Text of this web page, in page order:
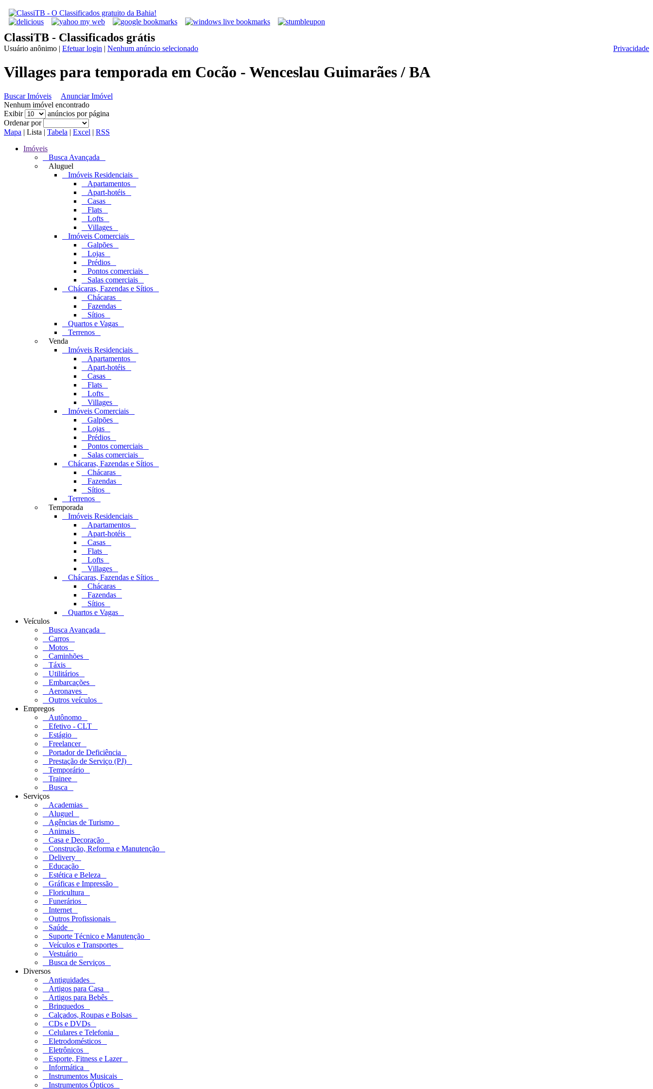
ClassiTB - Classificados grátis
Privacidade
Usuário anônimo | Efetuar login | Nenhum anúncio selecionado
Villages para temporada em Cocão - Wenceslau Guimarães / BA
Buscar Imóveis
Anunciar Imóvel
Nenhum imóvel encontrado
Exibir
anúncios por página
Ordenar por
Mapa | Lista | Tabela | Excel | RSS
Imóveis
Busca Avançada
Aluguel
Imóveis Residenciais
Apartamentos
Apart-hotéis
Casas
Flats
Lofts
Villages
Imóveis Comerciais
Galpões
Lojas
Prédios
Pontos comerciais
Salas comerciais
Chácaras, Fazendas e Sítios
Chácaras
Fazendas
Sítios
Quartos e Vagas
Terrenos
Venda
Imóveis Residenciais
Apartamentos
Apart-hotéis
Casas
Flats
Lofts
Villages
Imóveis Comerciais
Galpões
Lojas
Prédios
Pontos comerciais
Salas comerciais
Chácaras, Fazendas e Sítios
Chácaras
Fazendas
Sítios
Terrenos
Temporada
Imóveis Residenciais
Apartamentos
Apart-hotéis
Casas
Flats
Lofts
Villages
Chácaras, Fazendas e Sítios
Chácaras
Fazendas
Sítios
Quartos e Vagas
Veículos
Busca Avançada
Carros
Motos
Caminhões
Táxis
Utilitários
Embarcações
Aeronaves
Outros veículos
Empregos
Autônomo
Efetivo - CLT
Estágio
Freelancer
Portador de Deficiência
Prestação de Serviço (PJ)
Temporário
Trainee
Busca
Serviços
Academias
Aluguel
Agências de Turismo
Animais
Casa e Decoração
Construção, Reforma e Manutenção
Delivery
Educação
Estética e Beleza
Gráficas e Impressão
Floricultura
Funerários
Internet
Outros Profissionais
Saúde
Suporte Técnico e Manutenção
Veículos e Transportes
Vestuário
Busca de Serviços
Diversos
Antiguidades
Artigos para Casa
Artigos para Bebês
Brinquedos
Calçados, Roupas e Bolsas
CDs e DVDs
Celulares e Telefonia
Eletrodomésticos
Eletrônicos
Esporte, Fitness e Lazer
Informática
Instrumentos Musicais
Instrumentos Ópticos